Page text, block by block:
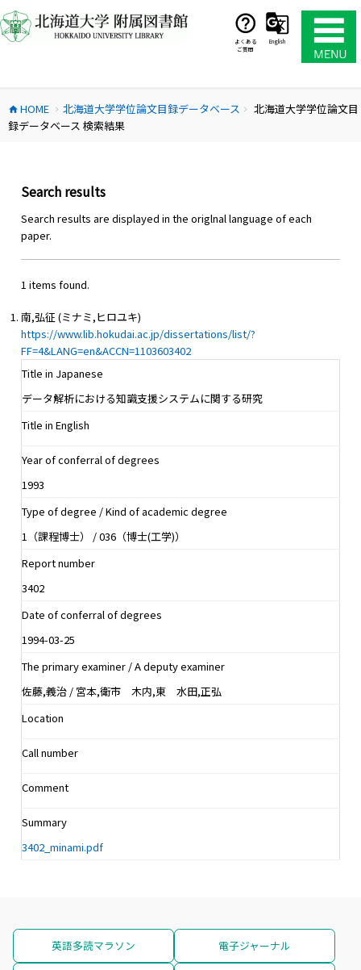
ン
テ
ス
キ
よくある
ご質問
English
home HOME chevron_right 北海道大学学位論文目録データベース chevron_right
北海道大学学位論文目
録データベース 検索結果
Search results
Search results are displayed in the origlnal language of each
paper.
1 items found.
南,弘征 (ミナミ,ヒロユキ)
https://www.lib.hokudai.ac.jp/dissertations/list/?
FF=4&LANG=en&ACCN=1103603402
Title in Japanese
データ解析における知識支援システムに関する研究
Title in English
Year of conferral of degrees
1993
Type of degree / Kind of academic degree
1（課程博士） / 036（博士(工学)）
Report number
3402
Date of conferral of degrees
1994-03-25
The primary examiner / A deputy examiner
佐藤,義治 / 宮本,衛市 木内,東 水田,正弘
Location
Call number
Comment
Summary
3402_minami.pdf
英語多読マラソン 電子ジャーナル